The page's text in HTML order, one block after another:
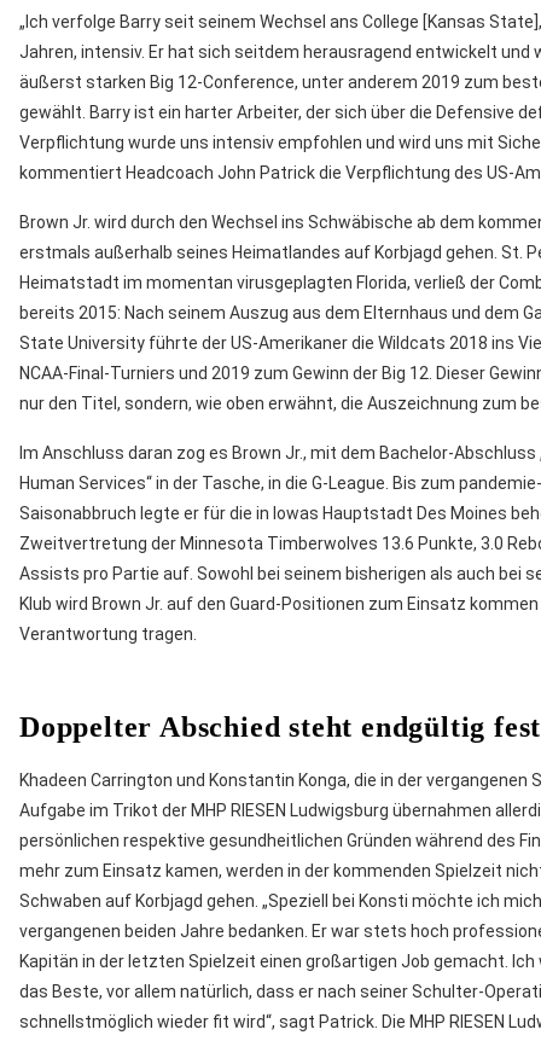
„Ich verfolge Barry seit seinem Wechsel ans College [Kansas
Jahren, intensiv. Er hat sich seitdem herausragend entwickelt und
äußerst starken Big 12-Conference, unter anderem 2019 zum
gewählt. Barry ist ein harter Arbeiter, der sich über die Defensive
Verpflichtung wurde uns intensiv empfohlen und wird uns mit
kommentiert Headcoach John Patrick die Verpflichtung des US-
Brown Jr. wird durch den Wechsel ins Schwäbische ab dem
erstmals außerhalb seines Heimatlandes auf Korbjagd gehen. St.
Heimatstadt im momentan virusgeplagten Florida, verließ der
bereits 2015: Nach seinem Auszug aus dem Elternhaus und dem
State University führte der US-Amerikaner die Wildcats 2018 ins
NCAA-Final-Turniers und 2019 zum Gewinn der Big 12. Dieser
nur den Titel, sondern, wie oben erwähnt, die Auszeichnung zum
Im Anschluss daran zog es Brown Jr., mit dem Bachelor-Abschluss
Human Services“ in der Tasche, in die G-League. Bis zum
Saisonabbruch legte er für die in Iowas Hauptstadt Des Moines
Zweitvertretung der Minnesota Timberwolves 13.6 Punkte, 3.0
Assists pro Partie auf. Sowohl bei seinem bisherigen als auch bei
Klub wird Brown Jr. auf den Guard-Positionen zum Einsatz
Verantwortung tragen.
Doppelter Abschied steht endgültig fest
Khadeen Carrington und Konstantin Konga, die in der vergangenen
Aufgabe im Trikot der MHP RIESEN Ludwigsburg übernahmen
persönlichen respektive gesundheitlichen Gründen während des
mehr zum Einsatz kamen, werden in der kommenden Spielzeit
Schwaben auf Korbjagd gehen. „Speziell bei Konsti möchte ich
vergangenen beiden Jahre bedanken. Er war stets hoch
Kapitän in der letzten Spielzeit einen großartigen Job gemacht. Ich
das Beste, vor allem natürlich, dass er nach seiner Schulter-
schnellstmöglich wieder fit wird“, sagt Patrick. Die MHP RIESEN